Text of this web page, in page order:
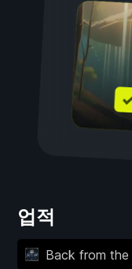
업적
Back from the